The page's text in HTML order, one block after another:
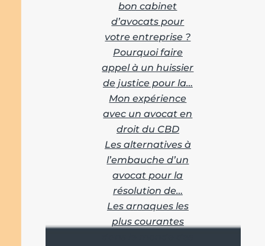
bon cabinet
d’avocats pour
votre entreprise ?
Pourquoi faire
appel à un huissier
de justice pour la…
Mon expérience
avec un avocat en
droit du CBD
Les alternatives à
l’embauche d’un
avocat pour la
résolution de…
Les arnaques les
plus courantes